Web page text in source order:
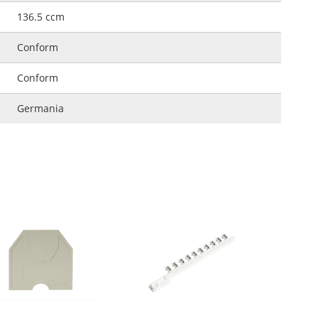
136.5 ccm
Conform
Conform
Germania